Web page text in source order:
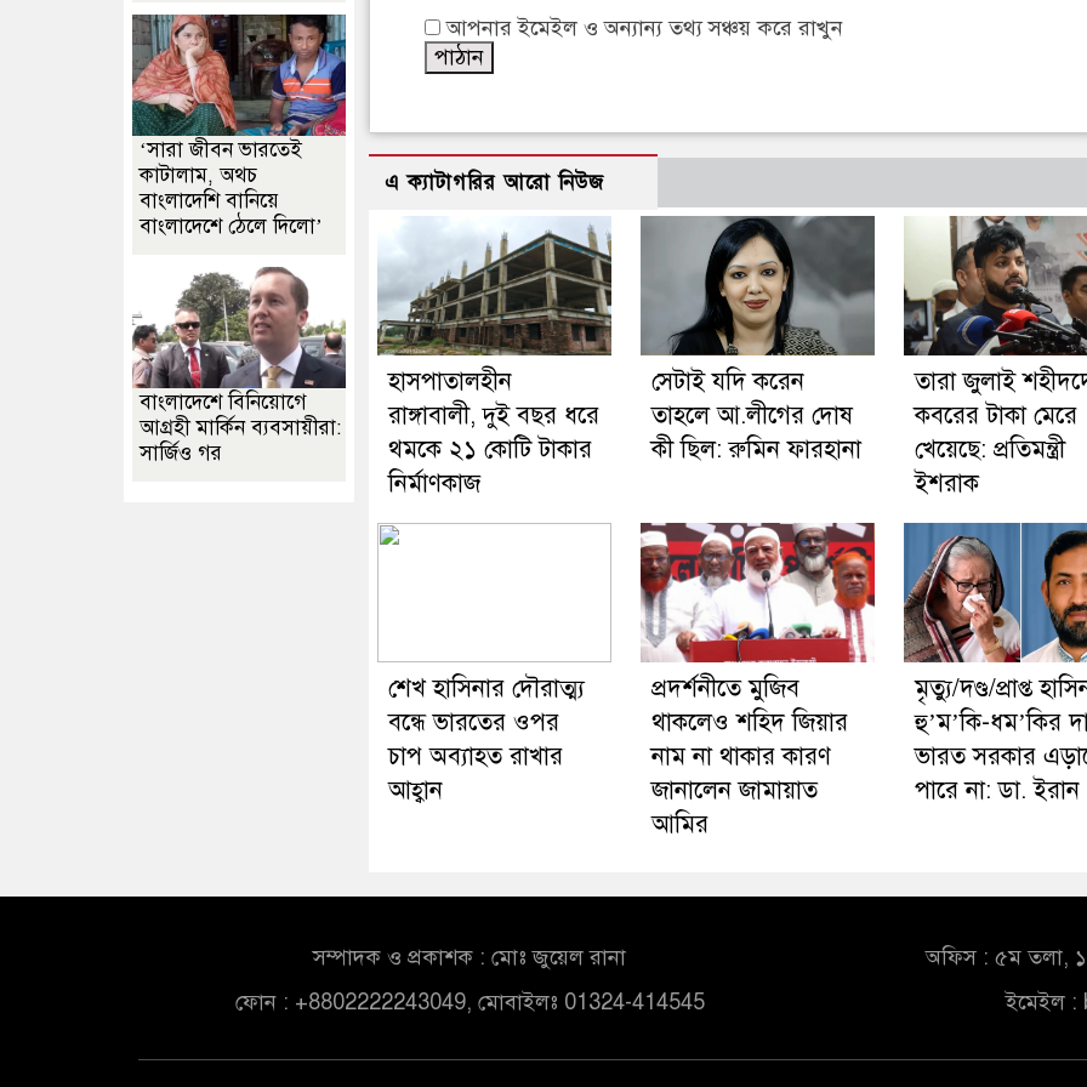
আপনার ইমেইল ও অন্যান্য তথ্য সঞ্চয় করে রাখুন
এ ক্যাটাগরির আরো নিউজ
হাসপাতালহীন
রাঙ্গাবালী, দুই বছর ধরে
থমকে ২১ কোটি টাকার
নির্মাণকাজ
সেটাই যদি করেন
তাহলে আ.লীগের দোষ
কী ছিল: রুমিন ফারহানা
তারা জুলাই
কবরের টাকা মেরে
খেয়েছে: প্রতিমন্ত্রী
ইশরাক
শেখ হাসিনার দৌরাত্ম্য
বন্ধে ভারতের ওপর
চাপ অব্যাহত রাখার
আহ্বান
প্রদর্শনীতে মুজিব
থাকলেও শহিদ জিয়ার
নাম না থাকার কারণ
জানালেন জামায়াত
আমির
মৃত্যু/দণ্ড/প্রাপ্ত
হু’ম’কি-ধম’কির
ভারত সরকার
পারে না: ডা. ইরান
‘সারা জীবন ভারতেই
কাটালাম, অথচ
বাংলাদেশি বানিয়ে
বাংলাদেশে ঠেলে দিলো’
বাংলাদেশে বিনিয়োগে
আগ্রহী মার্কিন ব্যবসায়ীরা:
সার্জিও গর
সম্পাদক ও প্রকাশক : মোঃ জুয়েল রানা
ফোন : +8802222243049, মোবাইলঃ 01324-414545
অফিস : ৫ম তলা,
ইমেইল :